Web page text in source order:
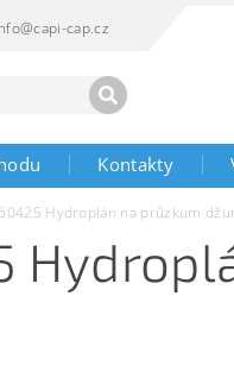
cap.cz
Kontakty
Hydroplán na průzkum